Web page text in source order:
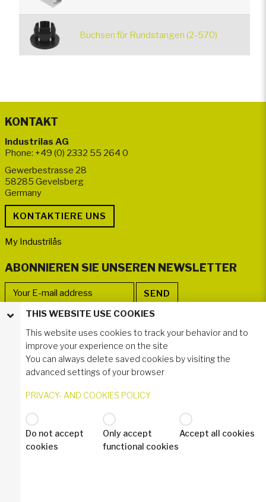
Buchsen für Rundstangen (2-570)
KONTAKT
Industrilas AG
Phone: +49 (0) 2332 55 264 0
Gewerbestrasse 28
58285 Gevelsberg
Germany
My Industrilås
ABONNIEREN SIE UNSEREN NEWSLETTER
FOLLOWER WERDEN
THIS WEBSITE USE COOKIES
This website uses cookies to track your behavior and to
improve your experience on the site
You can always delete saved cookies by visiting the
advanced settings of your browser
PRIVACY- AND COOKIES POLICY
Do not accept
cookies
Only accept
functional cookies
Accept all cookies
© 2020 Industrilås AB